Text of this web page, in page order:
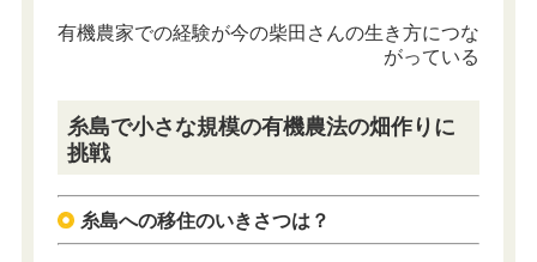
有機農家での経験が今の柴田さんの生き方につな
がっている
糸島で小さな規模の有機農法の畑作りに
挑戦
糸島への移住のいきさつは？